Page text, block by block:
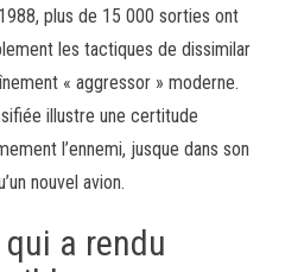
plus de 15 000 sorties ont
les tactiques de dissimilar
« aggressor » moderne.
illustre une certitude
l’ennemi, jusque dans son
nouvel avion.
a rendu